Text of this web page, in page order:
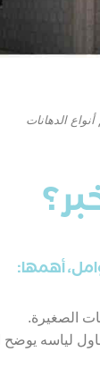
الدهانات
أهمها:
الصغيرة.
لياسه يوضح